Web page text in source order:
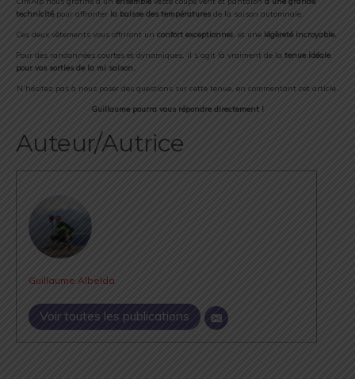
technicité pour affronter la baisse des températures de la saison automnale.
Ces deux vêtements vous offriront un confort exceptionnel , et une légèreté incroyable.
Pour des randonnées courtes et dynamiques, il s’agit là vraiment de la tenue idéale
pour vos sorties de la mi saison.
N’hésitez pas à nous poser des questions sur cette tenue, en commentant cet article.
Guillaume pourra vous répondre directement !
Auteur/Autrice
Guillaume Albelda
Voir toutes les publications